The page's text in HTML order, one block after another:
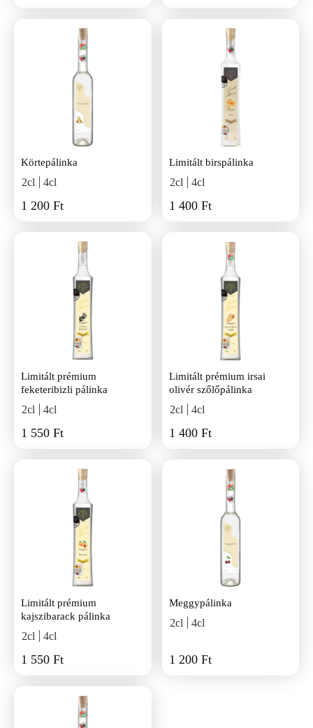
Körtepálinka
2cl 4cl
1 200 Ft
Limitált birspálinka
2cl 4cl
1 400 Ft
Limitált prémium
feketeribizli pálinka
2cl 4cl
1 550 Ft
Limitált prémium irsai
olivér szőlőpálinka
2cl 4cl
1 400 Ft
Limitált prémium
kajszibarack pálinka
2cl 4cl
1 550 Ft
Meggypálinka
2cl 4cl
1 200 Ft